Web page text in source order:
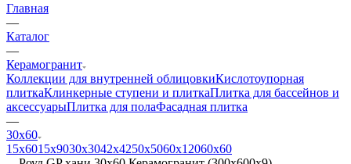
Главная
—
Каталог
—
Керамогранит
Коллекции для внутренней облицовкиКислотоупорная
плиткаКлинкерные ступени и плиткаПлитка для бассейнов и
аксессуарыПлитка для полаФасадная плитка
—
30х60
15х6015x9030х3042х4250х5060х12060х60